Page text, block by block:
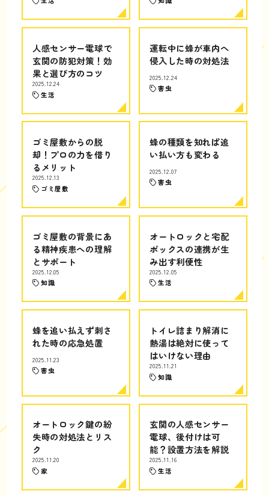
人感センサー電球で
玄関の防犯対策！効
果と選び方のコツ
2025.12.24
生活
運転中に蜂が車内へ
侵入した時の対処法
2025.12.24
害虫
ゴミ屋敷からの脱
却！プロの力を借り
るメリット
2025.12.13
ゴミ屋敷
蜂の種類を知れば追
い払い方も変わる
2025.12.07
害虫
ゴミ屋敷の背景にあ
る精神疾患への理解
とサポート
2025.12.05
知識
オートロックと宅配
ボックスの連携が生
み出す利便性
2025.12.05
生活
蜂を追い払えず刺さ
れた時の応急処置
2025.11.23
害虫
トイレ詰まり解消に
熱湯は絶対に使って
はいけない理由
2025.11.21
知識
オートロック鍵の紛
失時の対処法とリス
ク
2025.11.20
家
玄関の人感センサー
電球、後付けは可
能？設置方法を解説
2025.11.16
生活